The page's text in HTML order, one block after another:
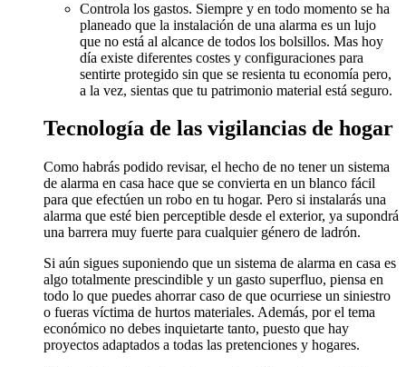
Controla los gastos. Siempre y en todo momento se ha
planeado que la instalación de una alarma es un lujo
que no está al alcance de todos los bolsillos. Mas hoy
día existe diferentes costes y configuraciones para
sentirte protegido sin que se resienta tu economía pero,
a la vez, sientas que tu patrimonio material está seguro.
Tecnología de las vigilancias de hogar
Como habrás podido revisar, el hecho de no tener un sistema
de alarma en casa hace que se convierta en un blanco fácil
para que efectúen un robo en tu hogar. Pero si instalarás una
alarma que esté bien perceptible desde el exterior, ya supondrá
una barrera muy fuerte para cualquier género de ladrón.
Si aún sigues suponiendo que un sistema de alarma en casa es
algo totalmente prescindible y un gasto superfluo, piensa en
todo lo que puedes ahorrar caso de que ocurriese un siniestro
o fueras víctima de hurtos materiales. Además, por el tema
económico no debes inquietarte tanto, puesto que hay
proyectos adaptados a todas las pretenciones y hogares.